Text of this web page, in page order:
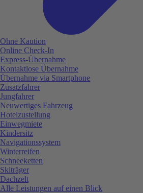
Ohne Kaution
Online Check-In
Express-Übernahme
Kontaktlose Übernahme
Übernahme via Smartphone
Zusatzfahrer
Jungfahrer
Neuwertiges Fahrzeug
Hotelzustellung
Einwegmiete
Kindersitz
Navigationssystem
Winterreifen
Schneeketten
Skiträger
Dachzelt
Alle Leistungen auf einen Blick